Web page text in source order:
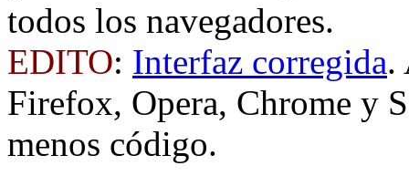
todos los navegadores.
EDITO: Interfaz corregida.
Firefox, Opera, Chrome y
menos código.